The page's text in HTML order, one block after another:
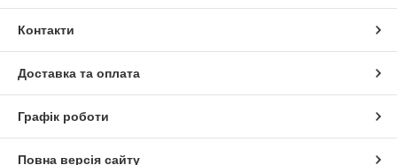
Контакти
Доставка та оплата
Графік роботи
Повна версія сайту